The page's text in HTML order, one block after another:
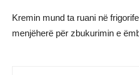
Kremin mund ta ruani në
menjëherë për zbukurimin e